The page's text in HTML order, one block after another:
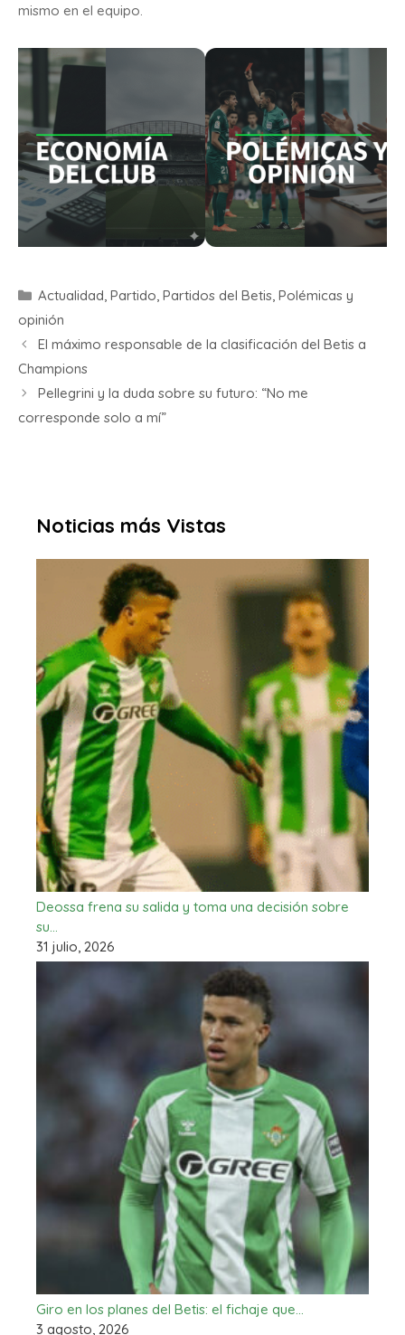
mismo en el equipo.
Actualidad, Partido, Partidos del Betis, Polémicas y
opinión
El máximo responsable de la clasificación del Betis a
Champions
Pellegrini y la duda sobre su futuro: “No me
corresponde solo a mí”
Noticias más Vistas
Deossa frena su salida y toma una decisión sobre
su…
31 julio, 2026
Giro en los planes del Betis: el fichaje que…
3 agosto, 2026